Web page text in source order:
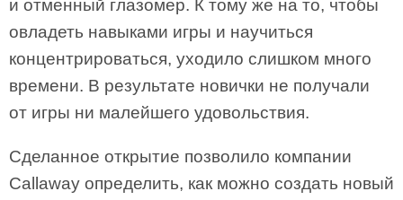
и отменный глазомер. К тому же на то, чтобы
овладеть навыками игры и научиться
концентрироваться, уходило слишком много
времени. В результате новички не получали
от игры ни малейшего удовольствия.
Сделанное открытие позволило компании
Callaway определить, как можно создать новый